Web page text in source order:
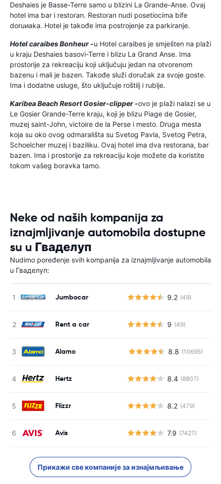
Deshaies je Basse-Terre samo u blizini La Grande-Anse. Ovaj
hotel ima bar i restoran. Restoran nudi posetiocima bife
doruиaka. Hotel je takođe ima postrojenje za parkiranje.
Hotel caraibes Bonheur -u Hotel caraibes je smješten na plaži
u kraju Deshaies basovi-Terre i blizu La Grand Anse. Ima
prostorije za rekreaciju koji uključuju jedan na otvorenom
bazenu i mali je bazen. Takođe služi doručak za svoje goste.
Ima i dodatne usluge, što uključuje roštilj i rublje.
Karibea Beach Resort Gosier-clipper -ovo je plaži nalazi se u
Le Gosier Grande-Terre kraju, koji je blizu Piage de Gosier,
muzej saint-John, victoire de la Perse i mesto. Druga mesta
koja su oko ovog odmarališta su Svetog Pavla, Svetog Petra,
Schoelcher muzej i baziliku. Ovaj hotel ima dva restorana, bar
bazen. Ima i prostorije za rekreaciju koje možete da koristite
tokom vašeg boravka tamo.
Neke od naših kompanija za
iznajmljivanje automobila dostupne
su u Гваделуп
Nudimo poređenje svih kompanija za iznajmljivanje automobila
u Гваделуп:
Jumbocar 9.2 (49)
Rent a car 9 (49)
Alamo 8.8 (10695)
Hertz 8.4 (8807)
Flizzr 8.2 (479)
Avis 7.9 (7427)
Прикажи све компаније за изнајмљивање